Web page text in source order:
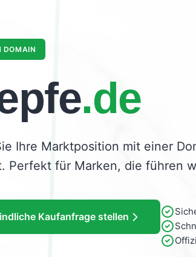
DOMAIN
.de
Ihre Marktposition mit einer
Perfekt für Marken, die führen
Kaufanfrage stellen